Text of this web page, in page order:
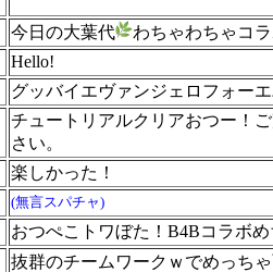
今日の大葉代
わちゃわちゃコ
Hello!
グッバイエヴァンジェロフォー
チュートリアルクリアおつー！
さい。
楽しかった！
(無言スパチャ)
おつぺこトワぼた！B4Bコラボめ
抜群のチームワークｗでめっち